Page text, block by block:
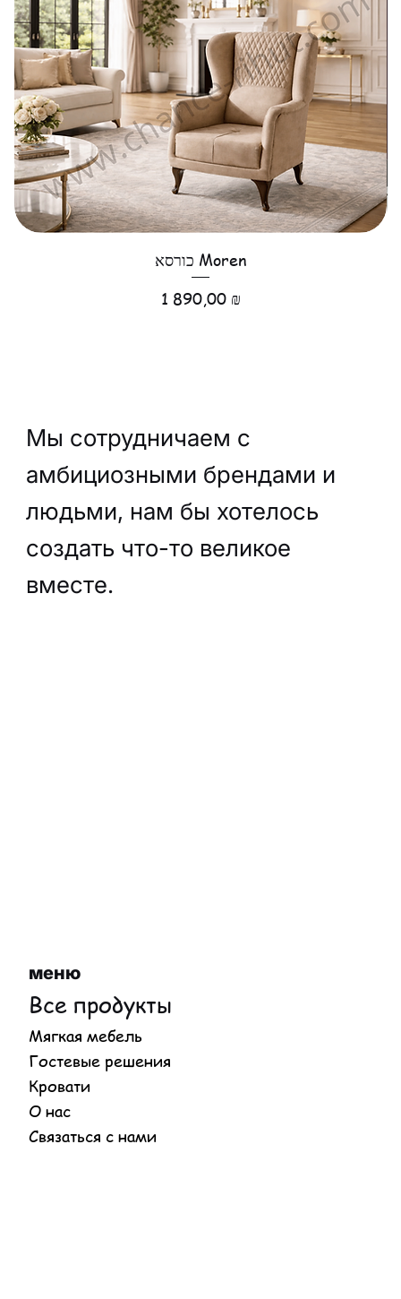
כורסא Moren
Цена
1 890,00 ₪
Мы сотрудничаем с
амбициозными брендами и
людьми, нам бы хотелось
создать что-то великое
вместе.
меню
Все продукты
Мягкая мебель
Гостевые решения
Кровати
О нас
Связаться с нами